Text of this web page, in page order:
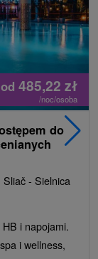
od 485,22 zł
/noc/osoba
do
Sliač - Sielnica
i napojami.
i wellness,